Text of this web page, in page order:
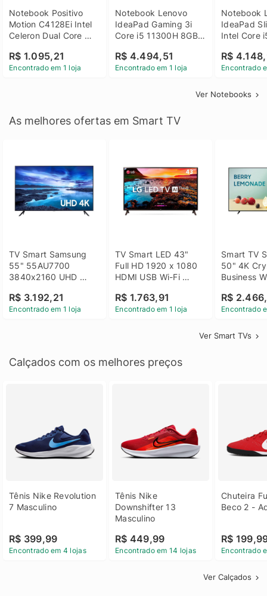
Notebook Positivo
Motion C4128Ei Intel
Celeron Dual Core
Linux 14 - 3002181
R$ 1.095,21
Encontrado em 1 loja
Notebook Lenovo
IdeaPad Gaming 3i
Core i5 11300H 8GB
GTX 1650 4GB 15.6
FHD Linux - Preto
R$ 4.494,51
Encontrado em 1 loja
Notebook
IdeaPad
Intel Core
SSD Win
R$
Encontrado
Ver Notebooks
As melhores ofertas em Smart TV
TV Smart Samsung
55" 55AU7700
3840x2160 UHD
Bluetooth
R$ 3.192,21
Encontrado em 1 loja
TV Smart LED 43"
Full HD 1920 x 1080
HDMI USB Wi-Fi
43LM631C0SB LG
R$ 1.763,91
Encontrado em 1 loja
Smart TV
50" 4K
Business
R$
Encontrado
Ver Smart TVs
Calçados com os melhores preços
Tênis Nike Revolution
7 Masculino
R$ 399,99
Encontrado em 4 lojas
Tênis Nike
Downshifter 13
Masculino
R$ 449,99
Encontrado em 14 lojas
Chuteira
Beco 2 -
R$
Encontrado
Ver Calçados